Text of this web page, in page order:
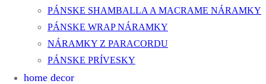
PÁNSKE SHAMBALLA A MACRAME NÁRAMKY
PÁNSKE WRAP NÁRAMKY
NÁRAMKY Z PARACORDU
PÁNSKE PRÍVESKY
home decor